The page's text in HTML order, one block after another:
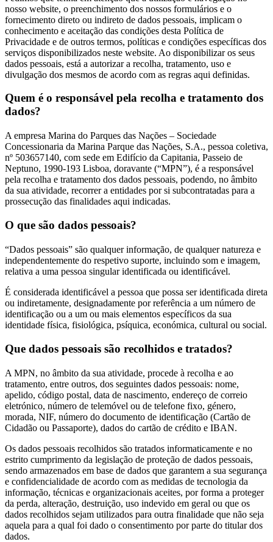
nosso website, o preenchimento dos nossos formulários e o
fornecimento direto ou indireto de dados pessoais, implicam o
conhecimento e aceitação das condições desta Política de
Privacidade e de outros termos, políticas e condições específicas dos
serviços disponibilizados neste website. Ao disponibilizar os seus
dados pessoais, está a autorizar a recolha, tratamento, uso e
divulgação dos mesmos de acordo com as regras aqui definidas.
Quem é o responsável pela recolha e tratamento dos
dados?
A empresa Marina do Parques das Nações – Sociedade
Concessionaria da Marina Parque das Nações, S.A., pessoa coletiva,
nº 503657140, com sede em Edifício da Capitania, Passeio de
Neptuno, 1990-193 Lisboa, doravante (“MPN”), é a responsável
pela recolha e tratamento dos dados pessoais, podendo, no âmbito
da sua atividade, recorrer a entidades por si subcontratadas para a
prossecução das finalidades aqui indicadas.
O que são dados pessoais?
“Dados pessoais” são qualquer informação, de qualquer natureza e
independentemente do respetivo suporte, incluindo som e imagem,
relativa a uma pessoa singular identificada ou identificável.
É considerada identificável a pessoa que possa ser identificada direta
ou indiretamente, designadamente por referência a um número de
identificação ou a um ou mais elementos específicos da sua
identidade física, fisiológica, psíquica, económica, cultural ou social.
Que dados pessoais são recolhidos e tratados?
A MPN, no âmbito da sua atividade, procede à recolha e ao
tratamento, entre outros, dos seguintes dados pessoais: nome,
apelido, código postal, data de nascimento, endereço de correio
eletrónico, número de telemóvel ou de telefone fixo, género,
morada, NIF, número do documento de identificação (Cartão de
Cidadão ou Passaporte), dados do cartão de crédito e IBAN.
Os dados pessoais recolhidos são tratados informaticamente e no
estrito cumprimento da legislação de proteção de dados pessoais,
sendo armazenados em base de dados que garantem a sua segurança
e confidencialidade de acordo com as medidas de tecnologia da
informação, técnicas e organizacionais aceites, por forma a proteger
da perda, alteração, destruição, uso indevido em geral ou que os
dados recolhidos sejam utilizados para outra finalidade que não seja
aquela para a qual foi dado o consentimento por parte do titular dos
dados.